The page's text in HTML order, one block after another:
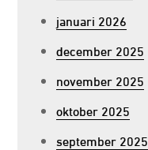
januari 2026
december 2025
november 2025
oktober 2025
september 2025